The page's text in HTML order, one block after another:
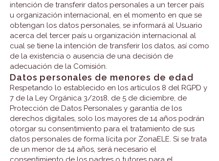
intención de transferir datos personales a un tercer país
u organización internacional, en el momento en que se
obtengan los datos personales, se informará al Usuario
acerca del tercer país u organización internacional al
cual se tiene la intención de transferir los datos, así como
de la existencia o ausencia de una decisión de
adecuación de la Comisión.
Datos personales de menores de edad
Respetando lo establecido en los artículos 8 del RGPD y
7 de la Ley Orgánica 3/2018, de 5 de diciembre, de
Protección de Datos Personales y garantía de los
derechos digitales, solo los mayores de 14 años podrán
otorgar su consentimiento para el tratamiento de sus
datos personales de forma lícita por ZonaELE. Si se trata
de un menor de 14 años, será necesario el